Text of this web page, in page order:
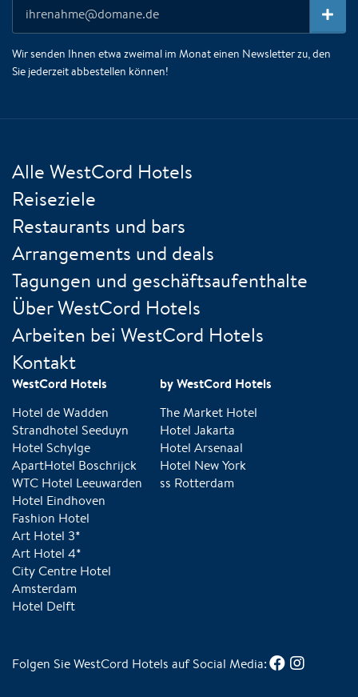
Wir senden Ihnen etwa zweimal im Monat einen Newsletter zu, den
Sie jederzeit abbestellen können!
Alle WestCord Hotels
Reiseziele
Restaurants und bars
Arrangements und deals
Tagungen und geschäftsaufenthalte
Über WestCord Hotels
Arbeiten bei WestCord Hotels
Kontakt
WestCord Hotels
Hotel de Wadden
Strandhotel Seeduyn
Hotel Schylge
ApartHotel Boschrijck
WTC Hotel Leeuwarden
Hotel Eindhoven
Fashion Hotel
Art Hotel 3*
Art Hotel 4*
City Centre Hotel
Amsterdam
Hotel Delft
by WestCord Hotels
The Market Hotel
Hotel Jakarta
Hotel Arsenaal
Hotel New York
ss Rotterdam
Folgen Sie WestCord Hotels auf Social Media: